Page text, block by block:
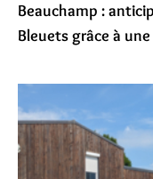
Beauchamp :
Bleuets grâce à